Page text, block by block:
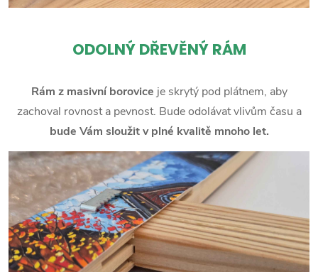
ODOLNÝ DŘEVĚNÝ RÁM
Rám z masivní borovice je skrytý pod plátnem, aby
zachoval rovnost a pevnost. Bude odolávat vlivům času a
bude Vám sloužit v plné kvalitě mnoho let.